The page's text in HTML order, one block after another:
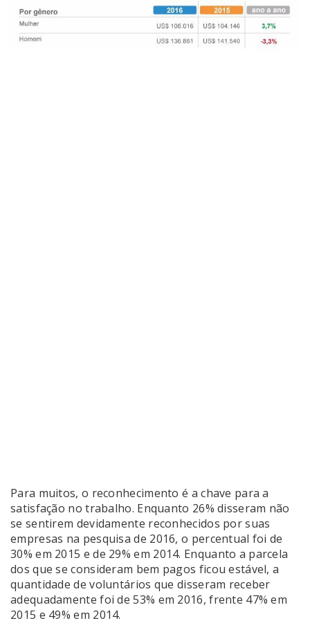
Para muitos, o reconhecimento é a chave para a
satisfação no trabalho. Enquanto 26% disseram não
se sentirem devidamente reconhecidos por suas
empresas na pesquisa de 2016, o percentual foi de
30% em 2015 e de 29% em 2014. Enquanto a parcela
dos que se consideram bem pagos ficou estável, a
quantidade de voluntários que disseram receber
adequadamente foi de 53% em 2016, frente 47% em
2015 e 49% em 2014.